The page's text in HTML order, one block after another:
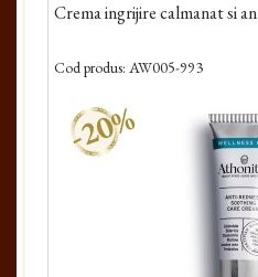
Crema ingrijire calmanat si
Cod produs: AW005-993
-20%